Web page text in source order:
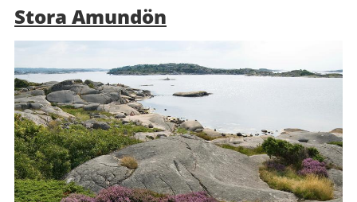
Stora Amundön